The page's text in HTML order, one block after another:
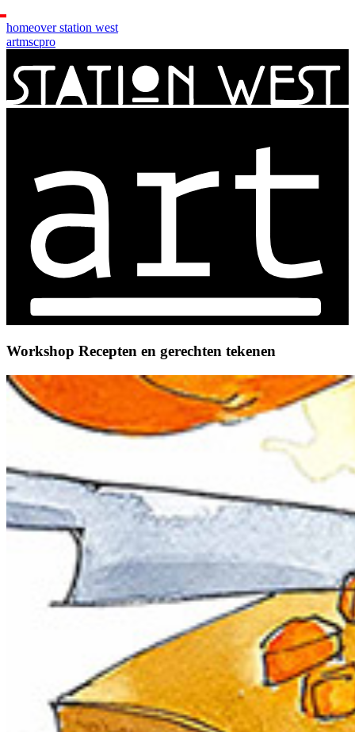
homeover station west
artmscpro
Workshop Recepten en gerechten tekenen